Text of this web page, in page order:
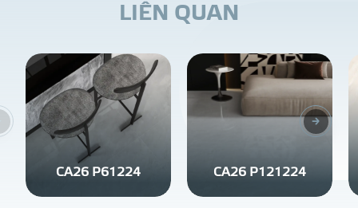
LIÊN QUAN
CA26 P61224 CA26 P121224